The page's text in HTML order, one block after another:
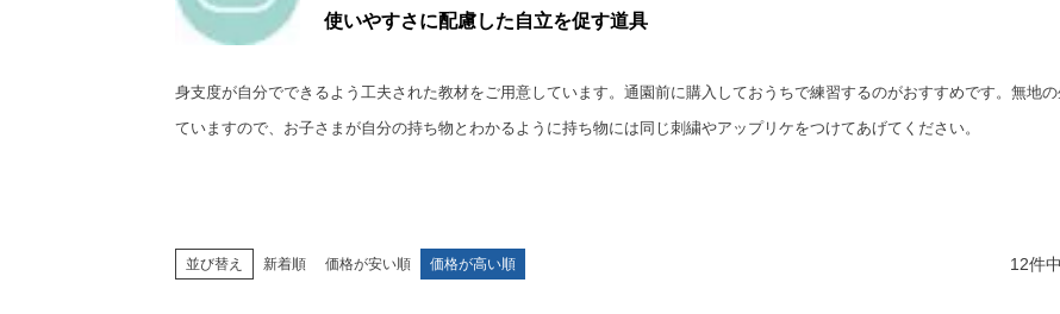
使いやすさに配慮した自立を促す道具
身支度が自分でできるよう工夫された教材をご用意しています。通園前に購入しておうちで練習するのがおすすめです。無地
ていますので、お子さまが自分の持ち物とわかるように持ち物には同じ刺繍やアップリケをつけてあげてください。
並び替え 新着順 価格が安い順 価格が高い順 12件中